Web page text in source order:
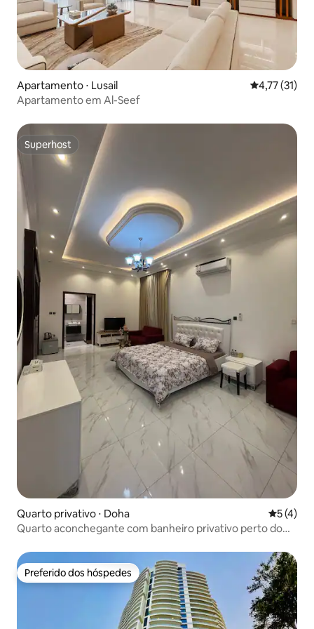
Apartamento ⋅ Lusail 4,77 de uma
4,77 (31)
Apartamento em Al-Seef
Superhost
Superhost
Quarto privativo ⋅ Doha 5 de
5 (4)
Quarto aconchegante com banheiro privativo perto do
Preferido dos hóspedes
Preferido dos hóspedes